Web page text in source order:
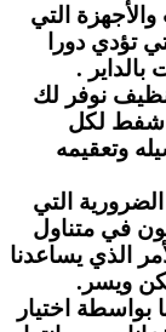
التي
تؤدي دورا
.
نوفر لك
شفط لكل
وتعقيمه
التي
في متناول
الذي يساعدنا
ويسر.
بواسطة اختيار